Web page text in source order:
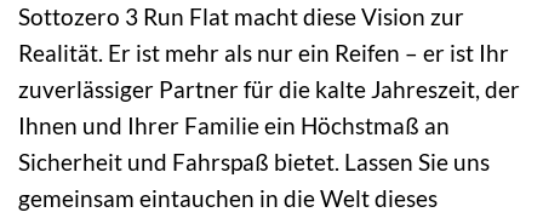
Sottozero 3 Run Flat macht diese Vision zur
Realität. Er ist mehr als nur ein Reifen – er ist Ihr
zuverlässiger Partner für die kalte Jahreszeit, der
Ihnen und Ihrer Familie ein Höchstmaß an
Sicherheit und Fahrspaß bietet. Lassen Sie uns
gemeinsam eintauchen in die Welt dieses